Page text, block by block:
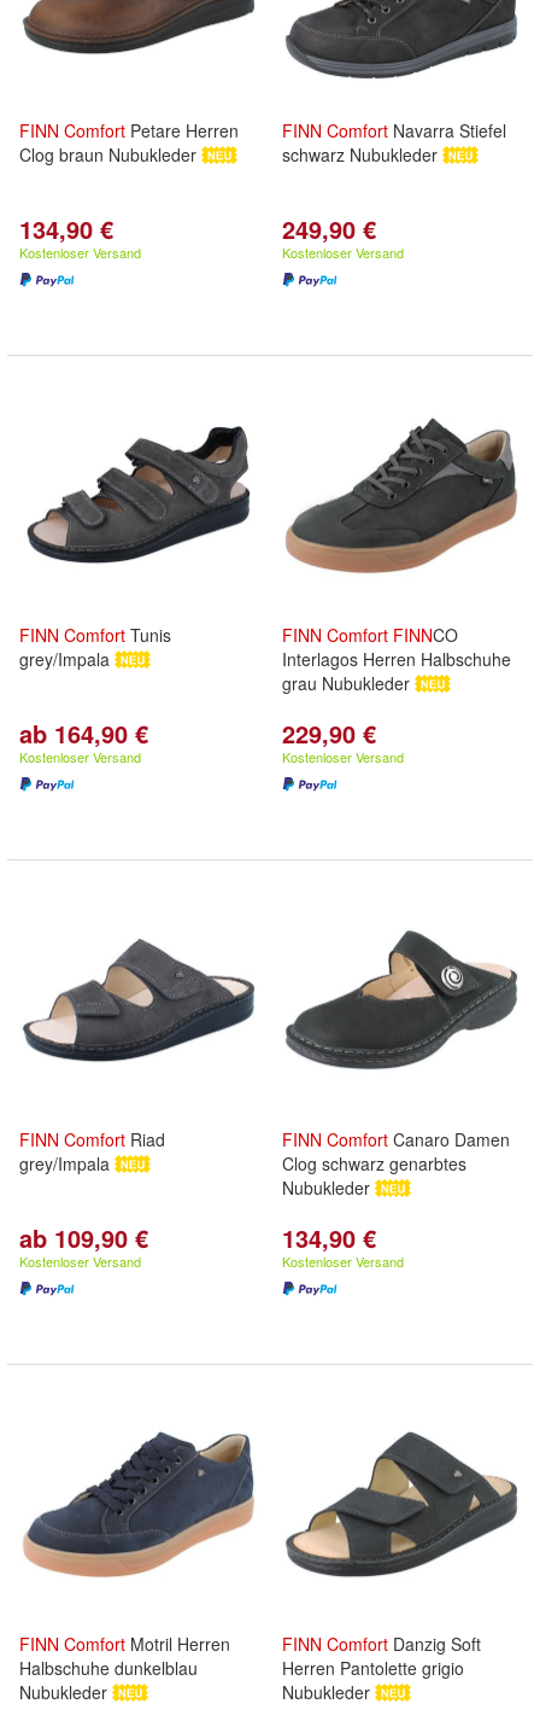
FINN Comfort Petare Herren
Clog braun Nubukleder
134,90 €
Kostenloser Versand
FINN Comfort Navarra Stiefel
schwarz Nubukleder
249,90 €
Kostenloser Versand
FINN Comfort Tunis
grey/Impala
ab 164,90 €
Kostenloser Versand
FINN Comfort FINNCO
Interlagos Herren Halbschuhe
grau Nubukleder
229,90 €
Kostenloser Versand
FINN Comfort Riad
grey/Impala
ab 109,90 €
Kostenloser Versand
FINN Comfort Canaro Damen
Clog schwarz genarbtes
Nubukleder
134,90 €
Kostenloser Versand
FINN Comfort Motril Herren
Halbschuhe dunkelblau
Nubukleder
FINN Comfort Danzig Soft
Herren Pantolette grigio
Nubukleder